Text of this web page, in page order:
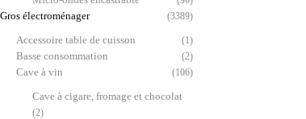
Gros électroménager (3389)
Accessoire table de cuisson (1)
Basse consommation (2)
Cave à vin (106)
Cave à cigare, fromage et chocolat
(2)